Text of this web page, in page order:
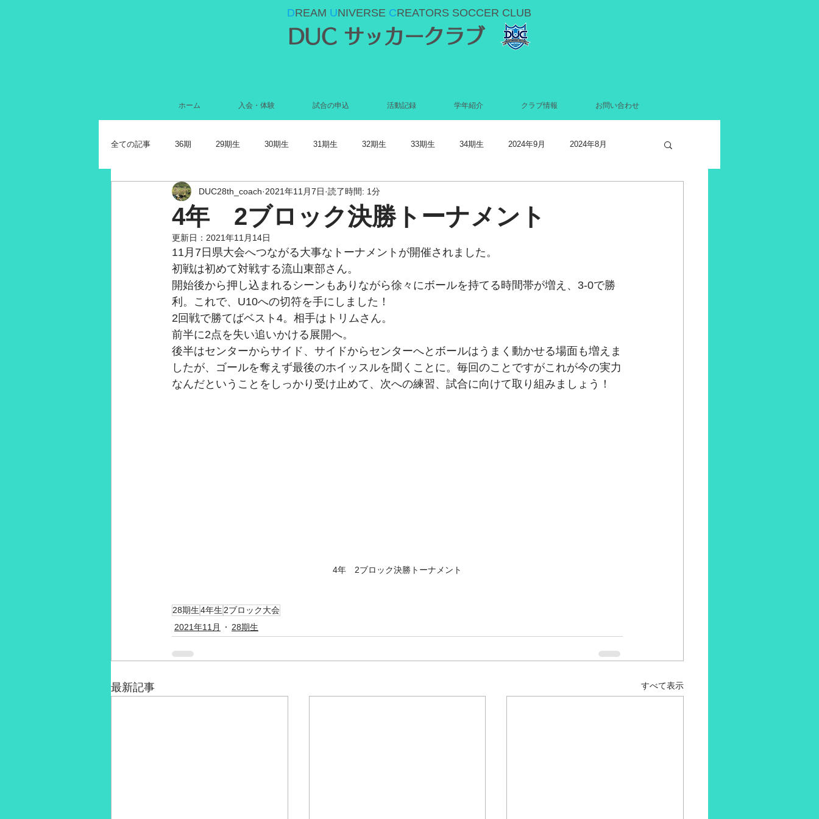
DREAM UNIVERSE CREATORS SOCCER CLUB
DUC サッカークラブ
ホーム 入会・体験 試合の申込 活動記録 学年紹介 クラブ情報 お問い合わせ
全ての記事 36期 29期生 30期生 31期生 32期生 33期生 34期生 2024年9月 2024年8月
2024年7月 2022年11月 2022年5月 2022年4月
2021年11月 2021年10月 2021年9月
2021年2月 28期生 27期生 26期生
4年 2ブロック決勝トーナメント
DUC28th_coach 2021年11月7日 読了時間: 1分
更新日： 2021年11月14日
11月7日県大会へつながる大事なトーナメントが開催されました。
初戦は初めて対戦する流山東部さん。
開始後から押し込まれるシーンもありながら徐々にボールを持てる時間帯が増え、3-0で勝
利。これで、U10への切符を手にしました！
2回戦で勝てばベスト4。相手はトリムさん。
前半に2点を失い追いかける展開へ。
後半はセンターからサイド、サイドからセンターへとボールはうまく動かせる場面も増えま
したが、ゴールを奪えず最後のホイッスルを聞くことに。毎回のことですがこれが今の実力
なんだということをしっかり受け止めて、次への練習、試合に向けて取り組みましょう！
4年　2ブロック決勝トーナメント
28期生4年生2ブロック大会
2021年11月
28期生
最新記事 すべて表示